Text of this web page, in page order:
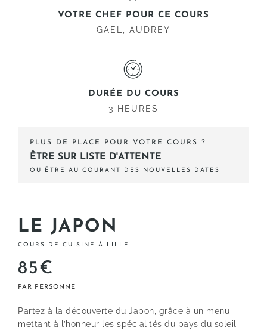
VOTRE CHEF POUR CE COURS
GAEL, AUDREY
DURÉE DU COURS
3 HEURES
PLUS DE PLACE POUR VOTRE COURS ?
ÊTRE SUR LISTE D'ATTENTE
OU ÊTRE AU COURANT DES NOUVELLES DATES
LE JAPON
COURS DE CUISINE À LILLE
85€
Partez à la découverte du Japon, grâce à un menu
mettant à l’honneur les spécialités du pays du soleil